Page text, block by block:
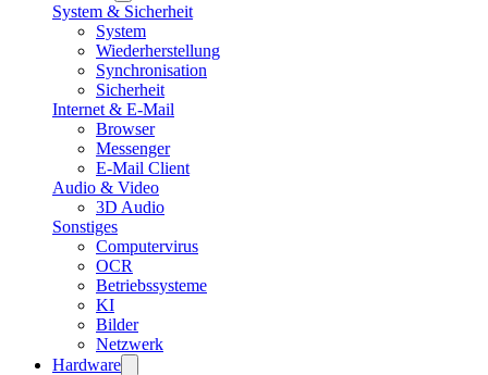
System & Sicherheit
System
Wiederherstellung
Synchronisation
Sicherheit
Internet & E-Mail
Browser
Messenger
E-Mail Client
Audio & Video
3D Audio
Sonstiges
Computervirus
OCR
Betriebssysteme
KI
Bilder
Netzwerk
Hardware